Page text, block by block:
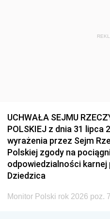
UCHWAŁA SEJMU
POLSKIEJ z dnia 31 lipca
wyrażenia przez Sejm
Polskiej zgody na
odpowiedzialności karnej
Dziedzica
Monitor Polski rok 2026 poz.